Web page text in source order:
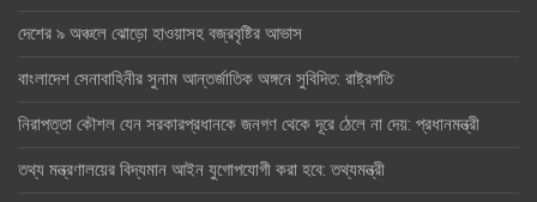
দেশের ৯ অঞ্চলে ঝোড়ো হাওয়াসহ বজ্রবৃষ্টির আভাস
বাংলাদেশ সেনাবাহিনীর সুনাম আন্তর্জাতিক অঙ্গনে সুবিদিত: রাষ্ট্রপতি
নিরাপত্তা কৌশল যেন সরকারপ্রধানকে জনগণ থেকে দূরে ঠেলে না দেয়: প্রধানমন্ত্রী
তথ্য মন্ত্রণালয়ের বিদ্যমান আইন যুগোপযোগী করা হবে: তথ্যমন্ত্রী